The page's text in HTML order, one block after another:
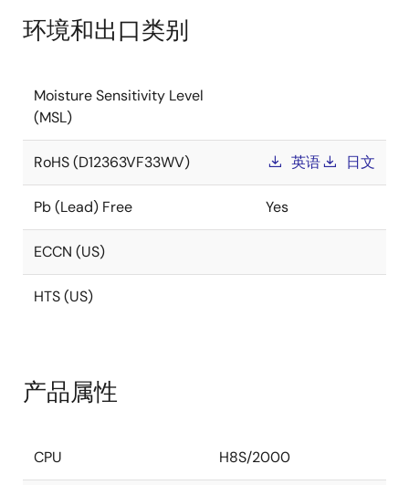
环境和出口类别
Moisture Sensitivity Level
(MSL)
RoHS (D12363VF33WV) 英语 日文
Pb (Lead) Free Yes
ECCN (US)
HTS (US)
产品属性
CPU H8S/2000